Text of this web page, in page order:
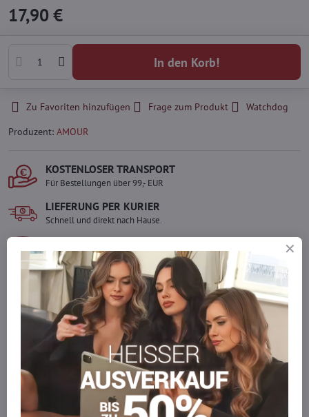
17,90 €
In den Korb!
Zu Favoriten hinzufügen Frage zum Produkt
Watchdog
Produzent: AMOUR
KOSTENLOSER TRANSPORT
Für Bestellungen über 99,- EUR
LIEFERUNG PER KURIER
Schnell und direkt nach Hause.
Gesicherte Online-Zahlungen
Ware auf Lager
Wir versenden sofort
Werden Sie Teil von everlady
Werden Sie Teil von everlady und genießen Sie einen5 %
Mitgliedervorteil
bei jedem Einkauf.
Der Vorteil wird automatisch im Warenkorb angewendet.
Möchten Sie mehr bestellen, als wir
auf Lager haben?